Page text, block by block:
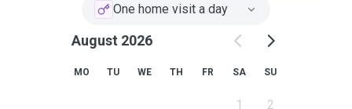
One home visit a day
August 2026
MO TU WE TH FR SA SU
1 2